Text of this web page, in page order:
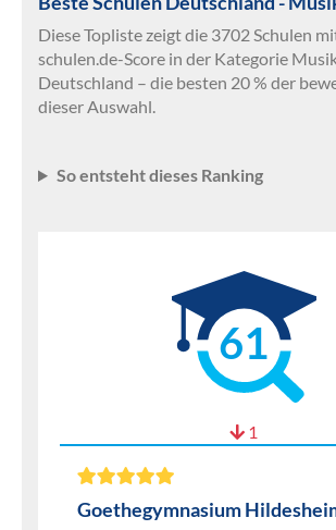
Diese Topliste zeigt die 3702 Schulen
schulen.de-Score in der Kategorie
Deutschland – die besten 20 % der
dieser Auswahl.
So entsteht dieses Ranking
61
1
Goethegymnasium